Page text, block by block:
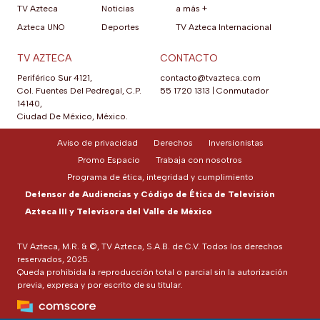
TV Azteca
Azteca UNO
Noticias
Deportes
a más +
TV Azteca Internacional
TV AZTECA
Periférico Sur 4121,
Col. Fuentes Del Pedregal, C.P.
14140,
Ciudad De México, México.
CONTACTO
contacto@tvazteca.com
55 1720 1313 | Conmutador
TV Azteca, M.R. & ©, TV Azteca, S.A.B. de C.V. Todos los derechos
reservados, 2025.
Queda prohibida la reproducción total o parcial sin la autorización
previa, expresa y por escrito de su titular.
Aviso de privacidad Derechos
Inversionistas
Promo Espacio
Trabaja con nosotros
Programa de ética, integridad y cumplimiento
Defensor de Audiencias y Código de Ética de Televisión
Azteca III y Televisora del Valle de México